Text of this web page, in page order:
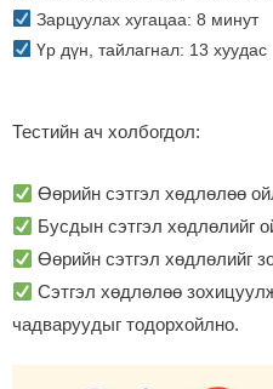
Зарцуулах хугацаа: 8 минут
Үр дүн, тайлагнал: 13 хуудас
Тестийн ач холбогдол:
Өөрийн сэтгэл хөдлөлөө
Бусдын сэтгэл хөдлөлийг
Өөрийн сэтгэл хөдлөлийг
Сэтгэл хөдлөлөө
чадваруудыг тодорхойлно.